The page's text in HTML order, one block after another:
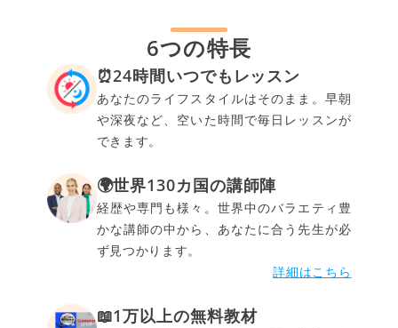
6つの特長
⏰24時間いつでもレッスン
あなたのライフスタイルはそのまま。早朝
や深夜など、空いた時間で毎日レッスンが
できます。
🌍世界130カ国の講師陣
経歴や専門も様々。世界中のバラエティ豊
かな講師の中から、あなたに合う先生が必
ず見つかります。
詳細はこちら
📖1万以上の無料教材